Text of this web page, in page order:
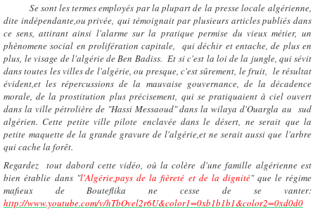
Se sont les termes employés par la plupart de la presse locale algérienne,
dite indépendante,ou privée, qui témoignait par plusieurs articles publiés dans
ce sens, attirant ainsi l'alarme sur la pratique permise du vieux métier, un
phènomene social en prolifération capitale, qui déchir et entache, de plus en
plus, le visage de l'algérie de Ben Badiss. Et si c'est la loi de la jungle, qui sévit
dans toutes les villes de l'algérie, ou presque, c'est sûrement, le fruit, le résultat
évident,et les répercussions de la mauvaise gouvernance, de la décadence
morale, de la prostitution plus précisement, qui se pratiquaient à ciel ouvert
dans la ville pétrolière de "Hassi Messaoud" dans la wilaya d'Ouargla au sud
algérien. Cette petite ville pilote enclavée dans le désert, ne serait que la
petite maquette de la grande gravure de l'algérie,et ne serait aussi que l'arbre
qui cache la forêt.
Regardez tout dabord cette vidéo, où la colère d'une famille algérienne est
bien établie dans "l'Algérie,pays de la fièreté et de la dignité" que le régime
mafieux de Bouteflika ne cesse de se vanter:
http://www.youtube.com/v/hTbOvel2r6U&color1=0xb1b1b1&color2=0xd0d0